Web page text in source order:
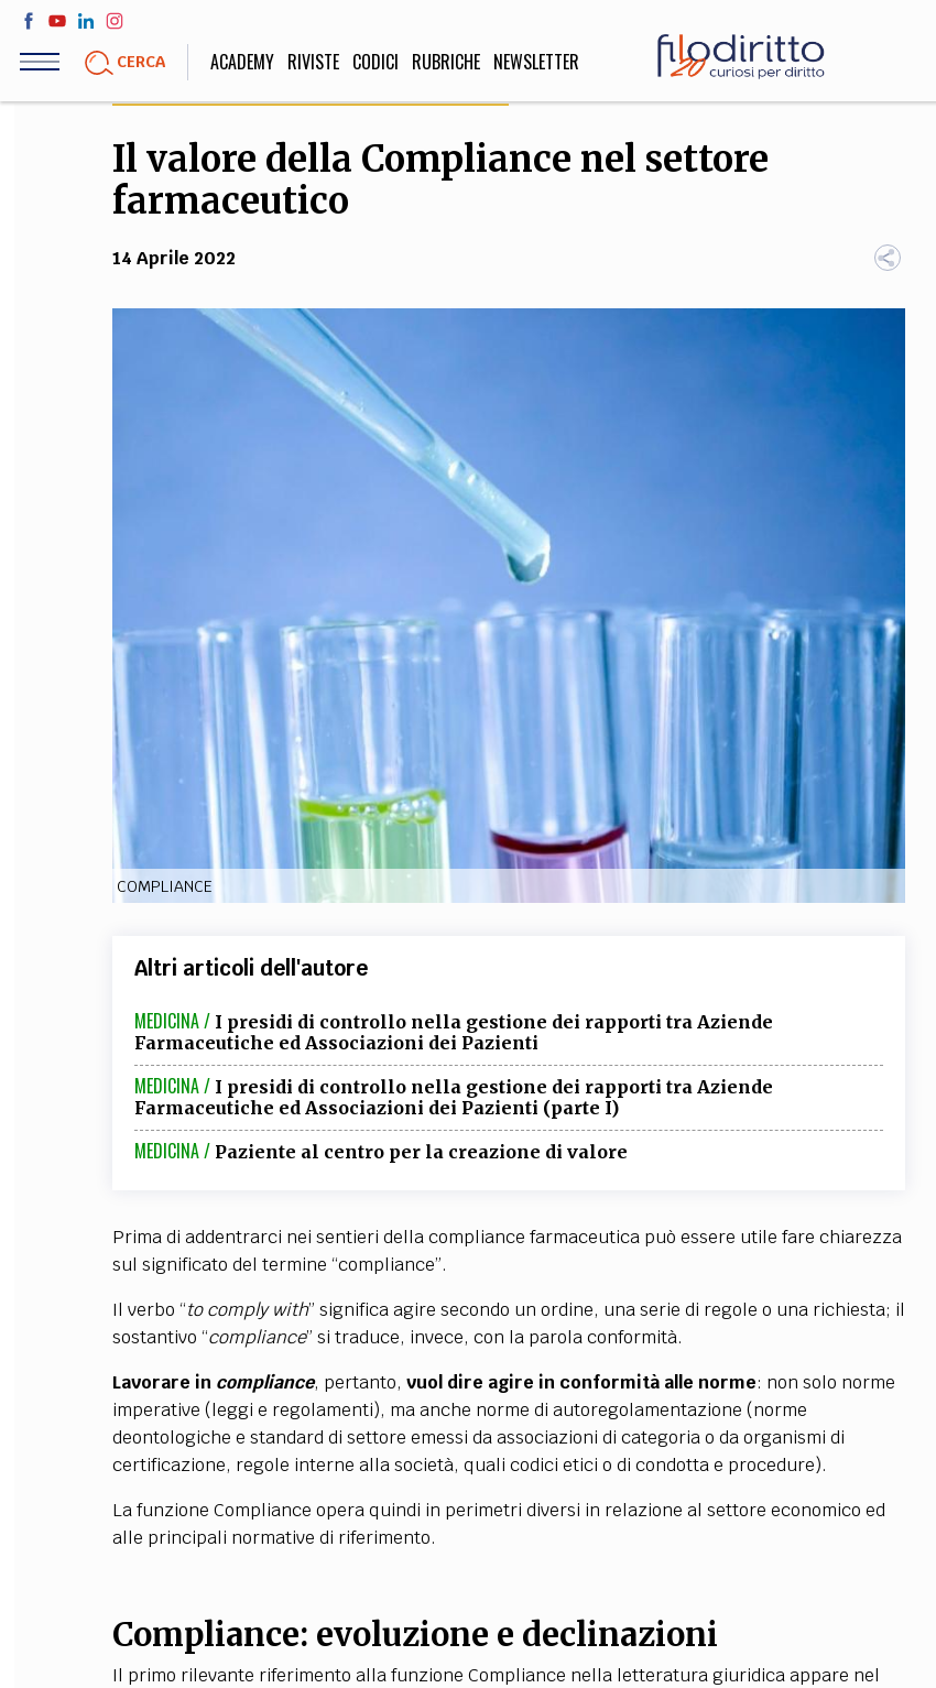
Salta
contenuto
CERCA ACADEMY RIVISTE CODICI RUBRICHE NEWSLETTER
LIFE STYLE
Sport, Cucina, Viaggi,
SOCIETÀ
STORIA E FILOSOFIA
Scienze storiche,
umanistiche, Religione
INNOVAZIONE
REDAZIONE COMITATO SCIENTIFICO
EXTRA
RUBRICHE LIBRI PROCEEDINGS PUBBLICITÀ CONTATTI
SOCIAL MEDIA
Il valore della Compliance nel settore
farmaceutico
14 Aprile 2022
COMPLIANCE
Altri articoli dell'autore
MEDICINA / I presidi di controllo nella gestione dei rapporti tra Aziende
Farmaceutiche ed Associazioni dei Pazienti
MEDICINA / I presidi di controllo nella gestione dei rapporti tra Aziende
Farmaceutiche ed Associazioni dei Pazienti (parte I)
MEDICINA / Paziente al centro per la creazione di valore
Prima di addentrarci nei sentieri della compliance farmaceutica può essere utile fare chiarezza
sul significato del termine “compliance”.
Il verbo “to comply with” significa agire secondo un ordine, una serie di regole o una richiesta; il
sostantivo “compliance” si traduce, invece, con la parola conformità.
Lavorare in compliance, pertanto, vuol dire agire in conformità alle norme: non solo norme
imperative (leggi e regolamenti), ma anche norme di autoregolamentazione (norme
deontologiche e standard di settore emessi da associazioni di categoria o da organismi di
certificazione, regole interne alla società, quali codici etici o di condotta e procedure).
La funzione Compliance opera quindi in perimetri diversi in relazione al settore economico ed
alle principali normative di riferimento.
Compliance: evoluzione e declinazioni
Il primo rilevante riferimento alla funzione Compliance nella letteratura giuridica appare nel